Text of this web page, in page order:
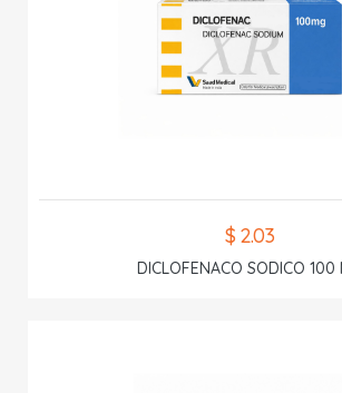
$ 2.03
DICLOFENACO SODICO 100